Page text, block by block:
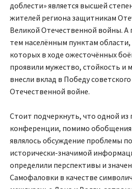
доблести» является высшей
жителей региона защитникам
Великой Отечественной войны. А
тем населённым пунктам
которых в ходе ожесточённых
проявили мужество, стойкость и
внесли вклад в Победу
Отечественной войне.
Стоит подчеркнуть, что одной из
конференции, помимо обобщения
являлось обсуждение проблемы
исторически-значимой
определили перспективы и
Самофаловки в качестве